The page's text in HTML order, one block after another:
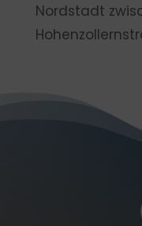
Nordstadt